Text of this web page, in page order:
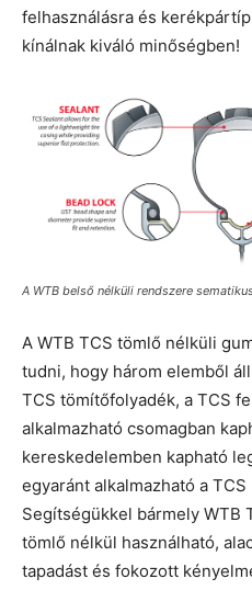
felhasználásra és
kínálnak kiváló minőségben!
A WTB belső nélküli rendszere
A WTB TCS tömlő nélküli
tudni, hogy három elemből
TCS tömítőfolyadék, a TCS
alkalmazható csomagban
kereskedelemben kapható
egyaránt alkalmazható a
Segítségükkel bármely WTB
tömlő nélkül használható,
tapadást és fokozott